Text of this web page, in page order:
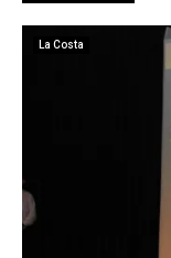
La Costa